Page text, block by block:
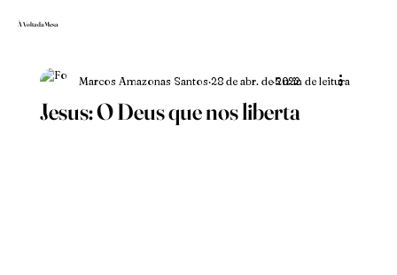
À Volta da Mesa
Jesus: O Deus que nos liberta
Marcos Amazonas Santos 28 de abr. de 20225 min de leitura